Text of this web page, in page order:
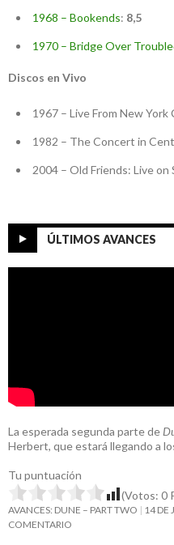
1968 – Bookends: 8,5
1970 – Bridge Over
Discos en Vivo
1967 – Live From New York
1982 – The Concert in
2004 – Old Friends: Live on
ÚLTIMOS AVANCES
La esperada segunda parte de
Herbert, que estará llegando a
Tu puntuación
(Votos: 0
AVANCES: DUNE – PART TWO 14 DE
COMENTARIO